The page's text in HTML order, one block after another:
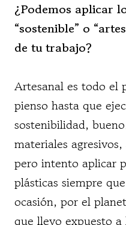
¿Podemos aplicar
“sostenible” o
de tu trabajo?
Artesanal es todo el
pienso hasta que
sostenibilidad,
materiales
pero intento aplicar
plásticas siempre
ocasión, por el
que llevo expuesto